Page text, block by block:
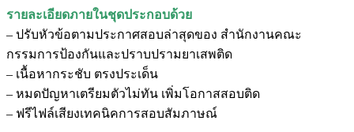
รายละเอียดภายในชุดประกอบด้วย
– ปรับหัวข้อตามประกาศสอบล่าสุดของ สำนักงานคณะ
กรรมการป้องกันและปราบปรามยาเสพติด
– เนื้อหากระชับ ตรงประเด็น
– หมดปัญหาเตรียมตัวไม่ทัน เพิ่มโอกาสสอบติด
– ฟรีไฟล์เสียงเทคนิคการสอบสัมภาษณ์